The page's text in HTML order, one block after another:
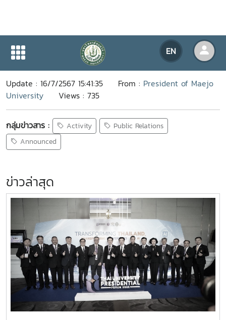
EN
Home NEWS Detail
Update : 16/7/2567 15:41:35 From : President of Maejo
University
Views : 735
กลุ่มข่าวสาร : Activity
Public Relations
Announced
ข่าวล่าสุด